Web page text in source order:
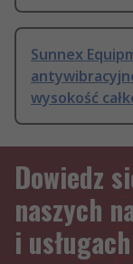
Sunnex
wysokość
Dowiedz
naszych
i usługach